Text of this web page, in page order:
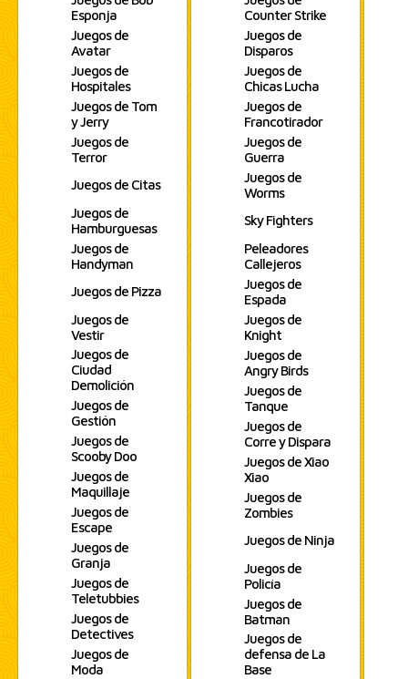
Esponja
Juegos de
Avatar
Juegos de
Hospitales
Juegos de Tom
y Jerry
Juegos de
Terror
Juegos de Citas
Juegos de
Hamburguesas
Juegos de
Handyman
Juegos de Pizza
Juegos de
Vestir
Juegos de
Ciudad
Demolición
Juegos de
Gestión
Juegos de
Scooby Doo
Juegos de
Maquillaje
Juegos de
Escape
Juegos de
Granja
Juegos de
Teletubbies
Juegos de
Detectives
Juegos de
Moda
Counter Strike
Juegos de
Disparos
Juegos de
Chicas Lucha
Juegos de
Francotirador
Juegos de
Guerra
Juegos de
Worms
Sky Fighters
Peleadores
Callejeros
Juegos de
Espada
Juegos de
Knight
Juegos de
Angry Birds
Juegos de
Tanque
Juegos de
Corre y Dispara
Juegos de Xiao
Xiao
Juegos de
Zombies
Juegos de Ninja
Juegos de
Policía
Juegos de
Batman
Juegos de
defensa de La
Base